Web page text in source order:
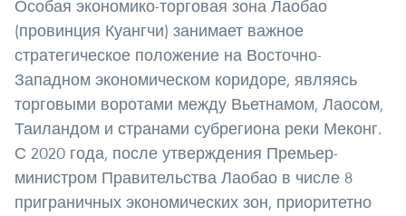
Особая экономико-торговая зона Лаобао
(провинция Куангчи) занимает важное
стратегическое положение на Восточно-
Западном экономическом коридоре, являясь
торговыми воротами между Вьетнамом, Лаосом,
Таиландом и странами субрегиона реки Меконг.
С 2020 года, после утверждения Премьер-
министром Правительства Лаобао в числе 8
приграничных экономических зон, приоритетно